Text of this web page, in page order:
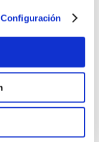
Configuración
desde un doble
Para entender el
es el
la